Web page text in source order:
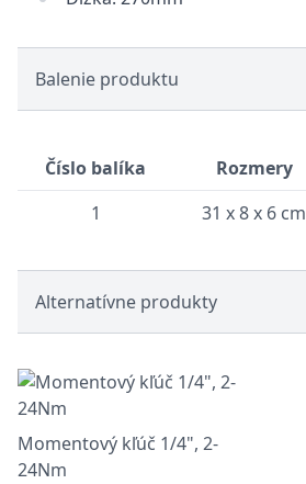
Balenie produktu
Číslo balíka Rozmery
1
31 x 8 x 6 cm
Alternatívne produkty
Momentový kľúč 1/4", 2-
24Nm